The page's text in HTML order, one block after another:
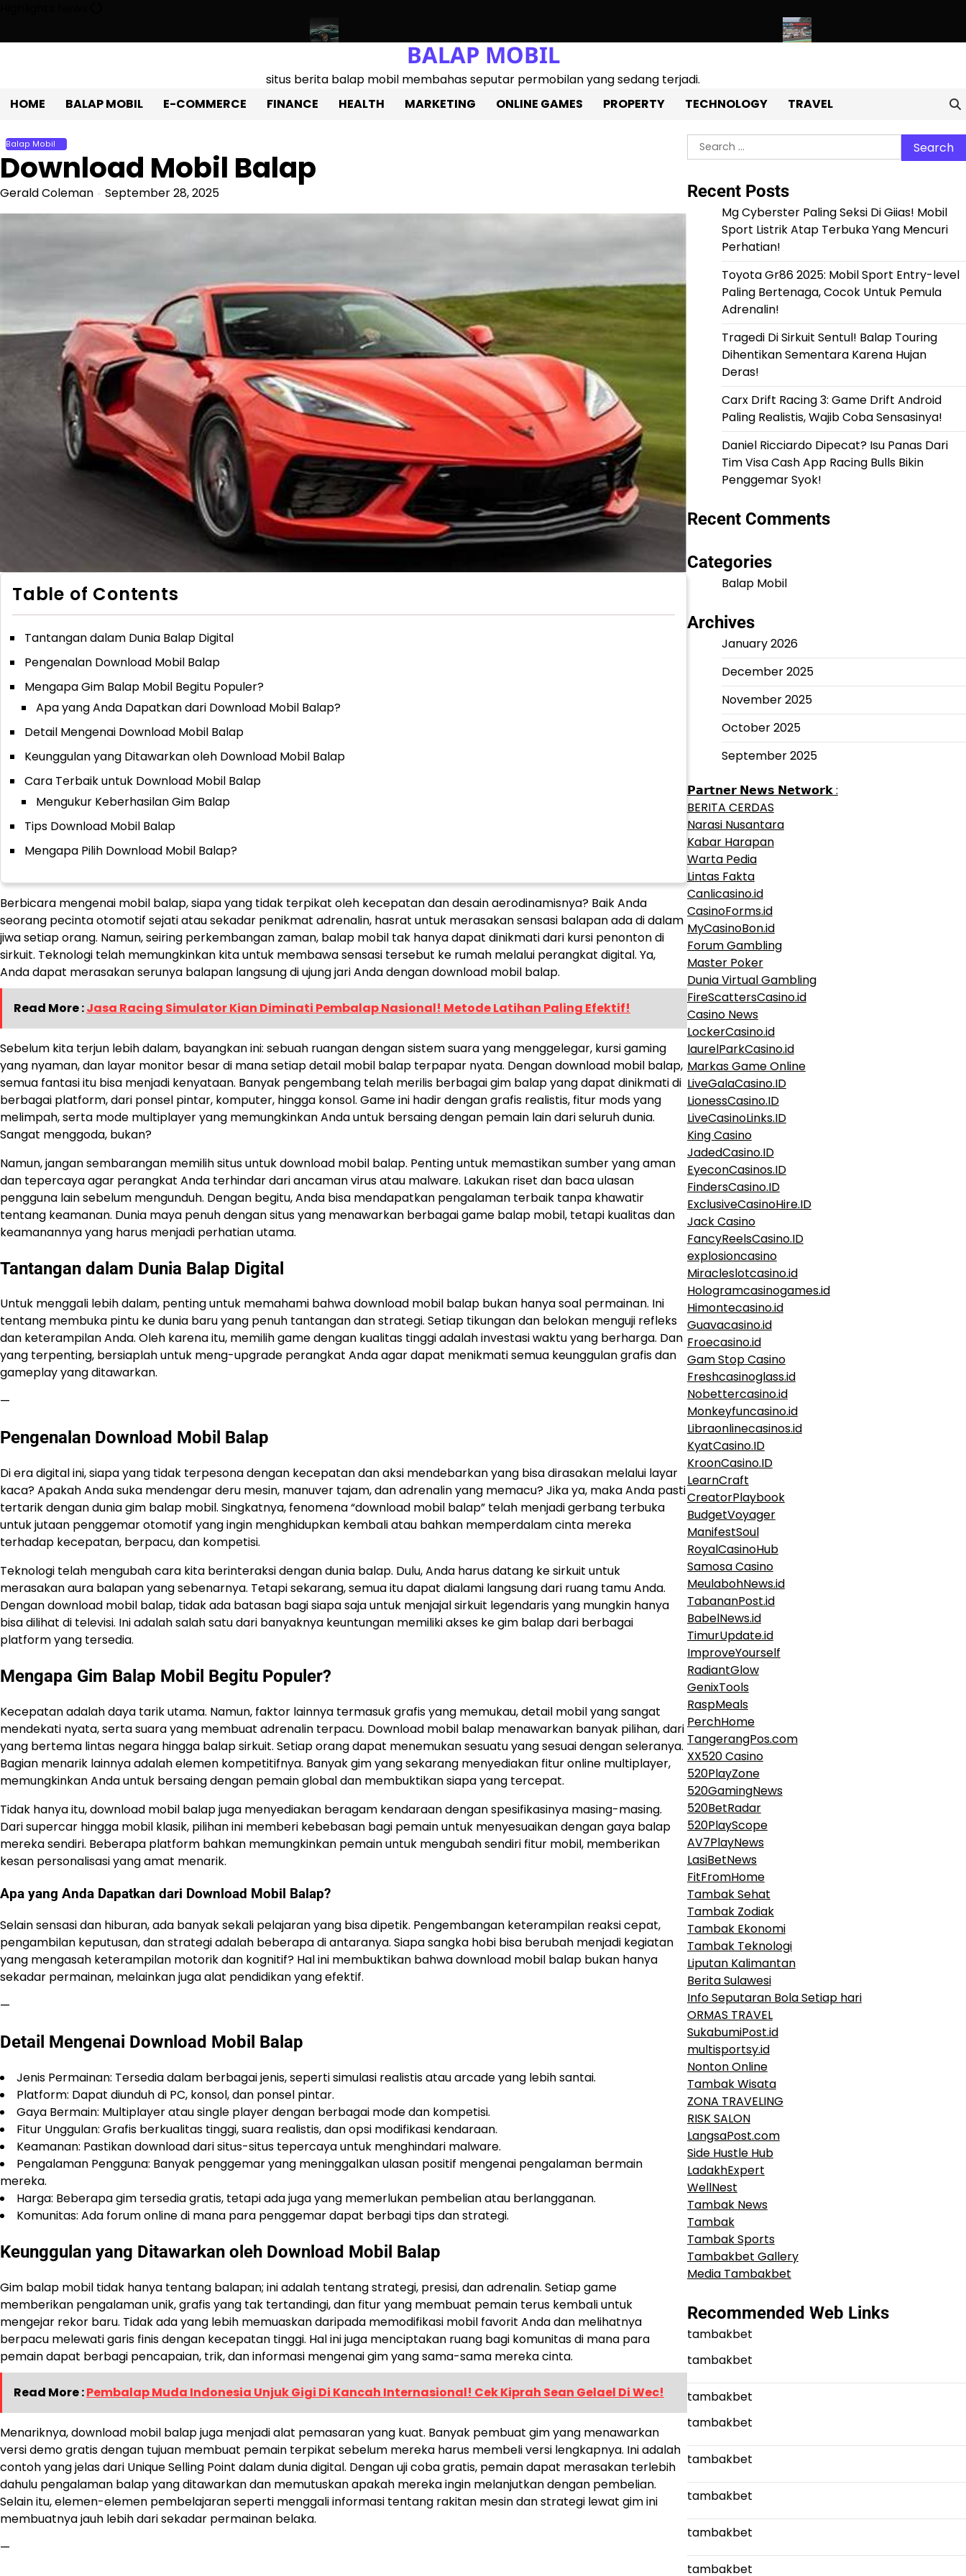
content
Toyota Gr86 2025: Mobil Sport Entry-level Paling Bertenaga, Cocok Untuk Pemula Adrenalin!
BALAP MOBIL
situs berita balap mobil membahas seputar permobilan yang sedang terjadi.
HOME
BALAP MOBIL E-COMMERCE FINANCE HEALTH MARKETING ONLINE GAMES PROPERTY TECHNOLOGY TRAVEL
Balap Mobil
Download Mobil Balap
Gerald Coleman September 28, 2025
Table of Contents
Tantangan dalam Dunia Balap Digital
Pengenalan Download Mobil Balap
Mengapa Gim Balap Mobil Begitu Populer?
Apa yang Anda Dapatkan dari Download Mobil Balap?
Detail Mengenai Download Mobil Balap
Keunggulan yang Ditawarkan oleh Download Mobil Balap
Cara Terbaik untuk Download Mobil Balap
Mengukur Keberhasilan Gim Balap
Tips Download Mobil Balap
Mengapa Pilih Download Mobil Balap?
Berbicara mengenai mobil balap, siapa yang tidak terpikat oleh kecepatan dan desain aerodinamisnya? Baik Anda
seorang pecinta otomotif sejati atau sekadar penikmat adrenalin, hasrat untuk merasakan sensasi balapan ada di dalam
jiwa setiap orang. Namun, seiring perkembangan zaman, balap mobil tak hanya dapat dinikmati dari kursi penonton di
sirkuit. Teknologi telah memungkinkan kita untuk membawa sensasi tersebut ke rumah melalui perangkat digital. Ya,
Anda dapat merasakan serunya balapan langsung di ujung jari Anda dengan download mobil balap.
Read More :Jasa Racing Simulator Kian Diminati Pembalap Nasional! Metode Latihan Paling Efektif!
Sebelum kita terjun lebih dalam, bayangkan ini: sebuah ruangan dengan sistem suara yang menggelegar, kursi gaming
yang nyaman, dan layar monitor besar di mana setiap detail mobil balap terpapar nyata. Dengan download mobil balap,
semua fantasi itu bisa menjadi kenyataan. Banyak pengembang telah merilis berbagai gim balap yang dapat dinikmati di
berbagai platform, dari ponsel pintar, komputer, hingga konsol. Game ini hadir dengan grafis realistis, fitur mods yang
melimpah, serta mode multiplayer yang memungkinkan Anda untuk bersaing dengan pemain lain dari seluruh dunia.
Sangat menggoda, bukan?
Namun, jangan sembarangan memilih situs untuk download mobil balap. Penting untuk memastikan sumber yang aman
dan tepercaya agar perangkat Anda terhindar dari ancaman virus atau malware. Lakukan riset dan baca ulasan
pengguna lain sebelum mengunduh. Dengan begitu, Anda bisa mendapatkan pengalaman terbaik tanpa khawatir
tentang keamanan. Dunia maya penuh dengan situs yang menawarkan berbagai game balap mobil, tetapi kualitas dan
keamanannya yang harus menjadi perhatian utama.
Tantangan dalam Dunia Balap Digital
Untuk menggali lebih dalam, penting untuk memahami bahwa download mobil balap bukan hanya soal permainan. Ini
tentang membuka pintu ke dunia baru yang penuh tantangan dan strategi. Setiap tikungan dan belokan menguji refleks
dan keterampilan Anda. Oleh karena itu, memilih game dengan kualitas tinggi adalah investasi waktu yang berharga. Dan
yang terpenting, bersiaplah untuk meng-upgrade perangkat Anda agar dapat menikmati semua keunggulan grafis dan
gameplay yang ditawarkan.
—
Pengenalan Download Mobil Balap
Di era digital ini, siapa yang tidak terpesona dengan kecepatan dan aksi mendebarkan yang bisa dirasakan melalui layar
kaca? Apakah Anda suka mendengar deru mesin, manuver tajam, dan adrenalin yang memacu? Jika ya, maka Anda pasti
tertarik dengan dunia gim balap mobil. Singkatnya, fenomena “download mobil balap” telah menjadi gerbang terbuka
untuk jutaan penggemar otomotif yang ingin menghidupkan kembali atau bahkan memperdalam cinta mereka
terhadap kecepatan, berpacu, dan kompetisi.
Teknologi telah mengubah cara kita berinteraksi dengan dunia balap. Dulu, Anda harus datang ke sirkuit untuk
merasakan aura balapan yang sebenarnya. Tetapi sekarang, semua itu dapat dialami langsung dari ruang tamu Anda.
Dengan download mobil balap, tidak ada batasan bagi siapa saja untuk menjajal sirkuit legendaris yang mungkin hanya
bisa dilihat di televisi. Ini adalah salah satu dari banyaknya keuntungan memiliki akses ke gim balap dari berbagai
platform yang tersedia.
Mengapa Gim Balap Mobil Begitu Populer?
Kecepatan adalah daya tarik utama. Namun, faktor lainnya termasuk grafis yang memukau, detail mobil yang sangat
mendekati nyata, serta suara yang membuat adrenalin terpacu. Download mobil balap menawarkan banyak pilihan, dari
yang bertema lintas negara hingga balap sirkuit. Setiap orang dapat menemukan sesuatu yang sesuai dengan seleranya.
Bagian menarik lainnya adalah elemen kompetitifnya. Banyak gim yang sekarang menyediakan fitur online multiplayer,
memungkinkan Anda untuk bersaing dengan pemain global dan membuktikan siapa yang tercepat.
Tidak hanya itu, download mobil balap juga menyediakan beragam kendaraan dengan spesifikasinya masing-masing.
Dari supercar hingga mobil klasik, pilihan ini memberi kebebasan bagi pemain untuk menyesuaikan dengan gaya balap
mereka sendiri. Beberapa platform bahkan memungkinkan pemain untuk mengubah sendiri fitur mobil, memberikan
kesan personalisasi yang amat menarik.
Apa yang Anda Dapatkan dari Download Mobil Balap?
Selain sensasi dan hiburan, ada banyak sekali pelajaran yang bisa dipetik. Pengembangan keterampilan reaksi cepat,
pengambilan keputusan, dan strategi adalah beberapa di antaranya. Siapa sangka hobi bisa berubah menjadi kegiatan
yang mengasah keterampilan motorik dan kognitif? Hal ini membuktikan bahwa download mobil balap bukan hanya
sekadar permainan, melainkan juga alat pendidikan yang efektif.
—
Detail Mengenai Download Mobil Balap
Jenis Permainan: Tersedia dalam berbagai jenis, seperti simulasi realistis atau arcade yang lebih santai.
Platform: Dapat diunduh di PC, konsol, dan ponsel pintar.
Gaya Bermain: Multiplayer atau single player dengan berbagai mode dan kompetisi.
Fitur Unggulan: Grafis berkualitas tinggi, suara realistis, dan opsi modifikasi kendaraan.
Keamanan: Pastikan download dari situs-situs tepercaya untuk menghindari malware.
Pengalaman Pengguna: Banyak penggemar yang meninggalkan ulasan positif mengenai pengalaman bermain
mereka.
Harga: Beberapa gim tersedia gratis, tetapi ada juga yang memerlukan pembelian atau berlangganan.
Komunitas: Ada forum online di mana para penggemar dapat berbagi tips dan strategi.
Keunggulan yang Ditawarkan oleh Download Mobil Balap
Gim balap mobil tidak hanya tentang balapan; ini adalah tentang strategi, presisi, dan adrenalin. Setiap game
memberikan pengalaman unik, grafis yang tak tertandingi, dan fitur yang membuat pemain terus kembali untuk
mengejar rekor baru. Tidak ada yang lebih memuaskan daripada memodifikasi mobil favorit Anda dan melihatnya
berpacu melewati garis finis dengan kecepatan tinggi. Hal ini juga menciptakan ruang bagi komunitas di mana para
pemain dapat berbagi pencapaian, trik, dan informasi mengenai gim yang sama-sama mereka cinta.
Read More :Pembalap Muda Indonesia Unjuk Gigi Di Kancah Internasional! Cek Kiprah Sean Gelael Di Wec!
Menariknya, download mobil balap juga menjadi alat pemasaran yang kuat. Banyak pembuat gim yang menawarkan
versi demo gratis dengan tujuan membuat pemain terpikat sebelum mereka harus membeli versi lengkapnya. Ini adalah
contoh yang jelas dari Unique Selling Point dalam dunia digital. Dengan uji coba gratis, pemain dapat merasakan terlebih
dahulu pengalaman balap yang ditawarkan dan memutuskan apakah mereka ingin melanjutkan dengan pembelian.
Selain itu, elemen-elemen pembelajaran seperti menggali informasi tentang rakitan mesin dan strategi lewat gim ini
membuatnya jauh lebih dari sekadar permainan belaka.
—
Search
for:
Recent Posts
Mg Cyberster Paling Seksi Di Giias! Mobil
Sport Listrik Atap Terbuka Yang Mencuri
Perhatian!
Toyota Gr86 2025: Mobil Sport Entry-level
Paling Bertenaga, Cocok Untuk Pemula
Adrenalin!
Tragedi Di Sirkuit Sentul! Balap Touring
Dihentikan Sementara Karena Hujan
Deras!
Carx Drift Racing 3: Game Drift Android
Paling Realistis, Wajib Coba Sensasinya!
Daniel Ricciardo Dipecat? Isu Panas Dari
Tim Visa Cash App Racing Bulls Bikin
Penggemar Syok!
Recent Comments
Categories
Balap Mobil
Archives
January 2026
December 2025
November 2025
October 2025
September 2025
𝗣𝗮𝗿𝘁𝗻𝗲𝗿 𝗡𝗲𝘄𝘀 𝗡𝗲𝘁𝘄𝗼𝗿𝗸 :
BERITA CERDAS
Narasi Nusantara
Kabar Harapan
Warta Pedia
Lintas Fakta
Canlicasino.id
CasinoForms.id
MyCasinoBon.id
Forum Gambling
Master Poker
Dunia Virtual Gambling
FireScattersCasino.id
Casino News
LockerCasino.id
laurelParkCasino.id
Markas Game Online
LiveGalaCasino.ID
LionessCasino.ID
LiveCasinoLinks.ID
King Casino
JadedCasino.ID
EyeconCasinos.ID
FindersCasino.ID
ExclusiveCasinoHire.ID
Jack Casino
FancyReelsCasino.ID
explosioncasino
Miracleslotcasino.id
Hologramcasinogames.id
Himontecasino.id
Guavacasino.id
Froecasino.id
Gam Stop Casino
Freshcasinoglass.id
Nobettercasino.id
Monkeyfuncasino.id
Libraonlinecasinos.id
KyatCasino.ID
KroonCasino.ID
LearnCraft
CreatorPlaybook
BudgetVoyager
ManifestSoul
RoyalCasinoHub
Samosa Casino
MeulabohNews.id
TabananPost.id
BabelNews.id
TimurUpdate.id
ImproveYourself
RadiantGlow
GenixTools
RaspMeals
PerchHome
TangerangPos.com
XX520 Casino
520PlayZone
520GamingNews
520BetRadar
520PlayScope
AV7PlayNews
LasiBetNews
FitFromHome
Tambak Sehat
Tambak Zodiak
Tambak Ekonomi
Tambak Teknologi
Liputan Kalimantan
Berita Sulawesi
Info Seputaran Bola Setiap hari
ORMAS TRAVEL
SukabumiPost.id
multisportsy.id
Nonton Online
Tambak Wisata
ZONA TRAVELING
RISK SALON
LangsaPost.com
Side Hustle Hub
LadakhExpert
WellNest
Tambak News
Tambak
Tambak Sports
Tambakbet Gallery
Media Tambakbet
Recommended Web Links
tambakbet
tambakbet
tambakbet
tambakbet
tambakbet
tambakbet
tambakbet
tambakbet